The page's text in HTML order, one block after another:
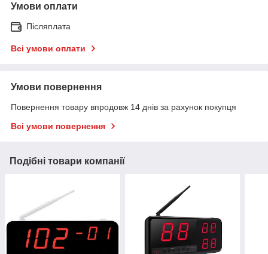
Умови оплати
Післяплата
Всі умови оплати
Умови повернення
Повернення товару впродовж 14 днів за рахунок покупця
Всі умови повернення
Подібні товари компанії